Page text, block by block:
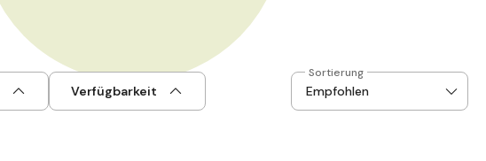
Verfügbarkeit
Sortierung